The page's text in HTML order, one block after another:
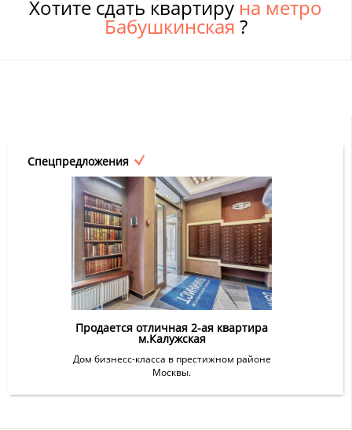
Хотите сдать квартиру на метро
Бабушкинская ?
Спецпредложения
Продается отличная 2-ая квартира
м.Калужская
Дом бизнесс-класса в престижном районе
Москвы.